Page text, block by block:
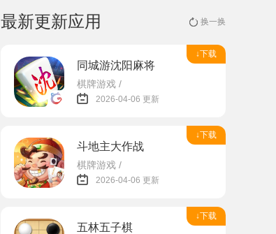
最新更新应用 换一换
↓下载
同城游沈阳麻将
棋牌游戏 /
2026-04-06 更新
↓下载
斗地主大作战
棋牌游戏 /
2026-04-06 更新
↓下载
五林五子棋